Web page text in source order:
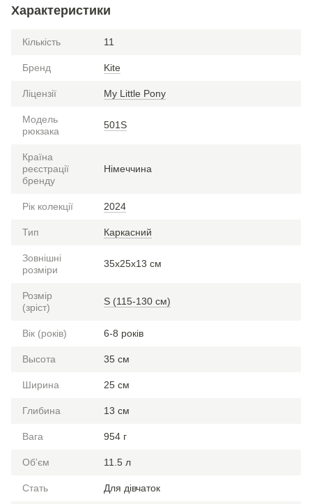
Характеристики
Кількість 11
Бренд Kite
Ліцензії My Little Pony
Модель
рюкзака
501S
Країна
реєстрації
бренду
Німеччина
Рік колекції 2024
Тип Каркасний
Зовнішні
розміри
35х25х13 см
Розмір
(зріст)
S (115-130 см)
Вік (років) 6-8 років
Высота 35 см
Ширина 25 см
Глибина 13 см
Вага 954 г
Обʼєм 11.5 л
Стать Для дівчаток